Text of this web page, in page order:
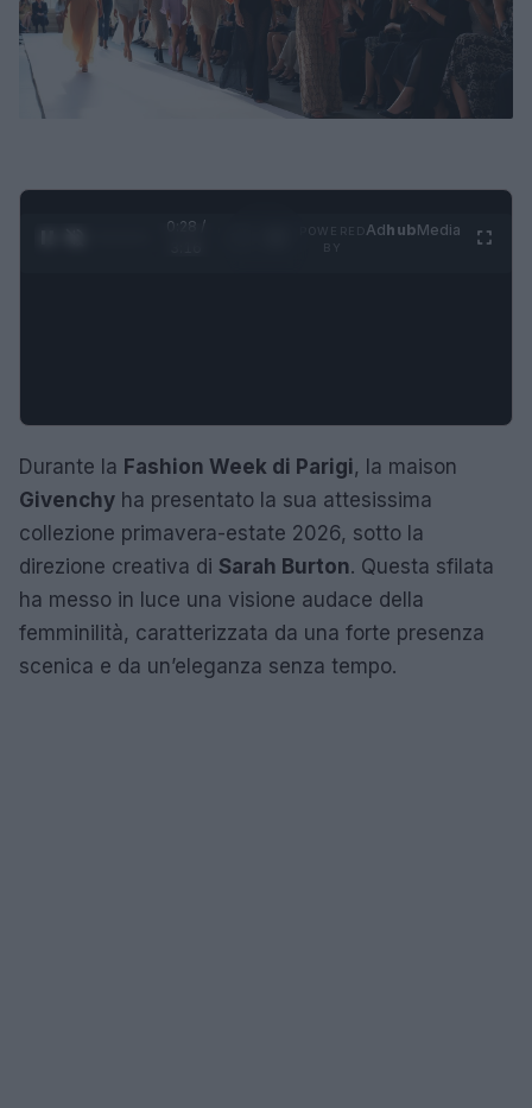
0:29 /
AdhubMedia
Durante la Fashion Week di Parigi, la maison
Givenchy ha presentato la sua attesissima
collezione primavera-estate 2026, sotto la
direzione creativa di Sarah Burton. Questa sfilata
ha messo in luce una visione audace della
femminilità, caratterizzata da una forte presenza
scenica e da un’eleganza senza tempo.